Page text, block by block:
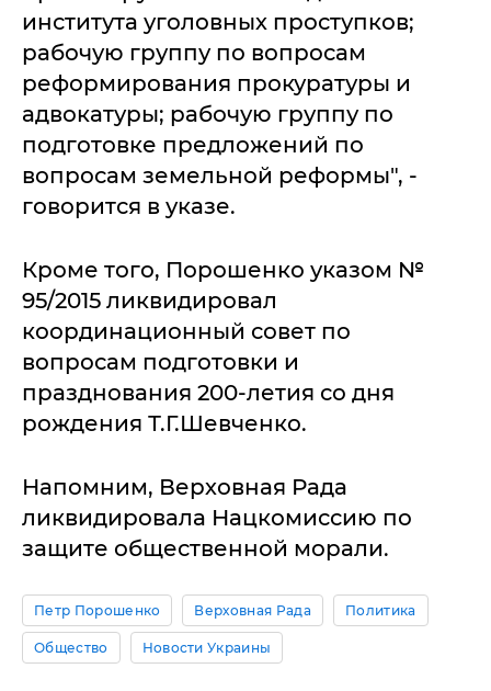
института уголовных проступков;
рабочую группу по вопросам
реформирования прокуратуры и
адвокатуры; рабочую группу по
подготовке предложений по
вопросам земельной реформы", -
говорится в указе.
Кроме того, Порошенко указом №
95/2015 ликвидировал
координационный совет по
вопросам подготовки и
празднования 200-летия со дня
рождения Т.Г.Шевченко.
Напомним, Верховная Рада
ликвидировала Нацкомиссию по
защите общественной морали.
Петр Порошенко Верховная Рада Политика
Общество Новости Украины